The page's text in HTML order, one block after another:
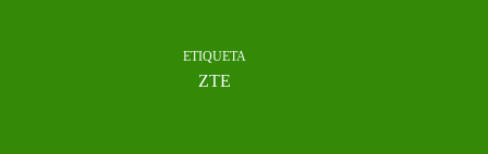
ETIQUETA
ZTE